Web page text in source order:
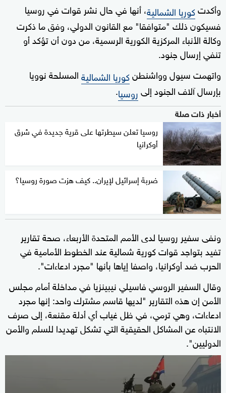
وأكدتكوريا الشمالية، أنها في حال نشر قوات في روسيا
فسيكون ذلك "متوافقا" مع القانون الدولي، وفق ما ذكرت
وكالة الأنباء المركزية الكورية الرسمية، من دون أن تؤكد أو
تنفي إرسال جنود.
واتهمت سيول وواشنطنكوريا الشماليةالمسلحة نوويا
بإرسال آلاف الجنود إلىروسيا.
أخبار ذات صلة
روسيا تعلن سيطرتها على قرية جديدة في شرق
أوكرانيا
ضربة إسرائيل لإيران.. كيف هزت صورة روسيا؟
ونفى سفير روسيا لدى الأمم المتحدة الأربعاء، صحة تقارير
تفيد بتواجد قوات كورية شمالية عند الخطوط الأمامية في
الحرب ضد أوكرانيا، واصفا إياها بأنها "مجرد ادعاءات".
وقال السفير الروسي فاسيلي نيبينزيا في مداخلة أمام مجلس
الأمن إن هذه التقارير "لديها قاسم مشترك واحد: إنها مجرد
ادعاءات، وهي ترمي، في ظل غياب أي أدلة مقنعة، إلى صرف
الانتباه عن المشاكل الحقيقية التي تشكل تهديدا للسلم والأمن
الدوليين".